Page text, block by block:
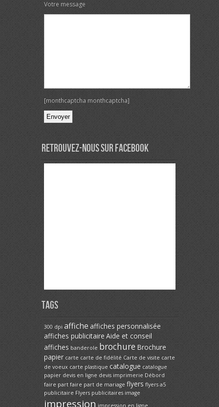
Votre message
[monthcaptcha monthcaptcha]
Veuillez laisser ce champ vide.
Retrouvez-nous sur Facebook
Tags
300 dpi affiche affiches personnalisée
affiches publicitaire Aide et conseil
affiches banderole brochure Brochure
papier carte carte de fidélité Carte de visite carte
de voeux carte plastique catalogue catalogue
papier devis en ligne devis imprimerie Débord
faire part faire part de mariage flyers flyers a5
publicitaire Flyers publicitaires image
impression